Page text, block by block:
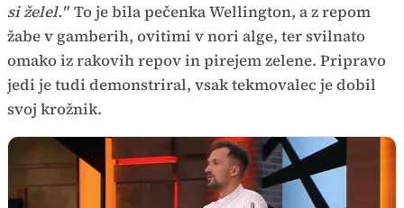
si želel." To je bila pečenka Wellington, a z repom
žabe v gamberih, ovitimi v nori alge, ter svilnato
omako iz rakovih repov in pirejem zelene. Pripravo
jedi je tudi demonstriral, vsak tekmovalec je dobil
svoj krožnik.